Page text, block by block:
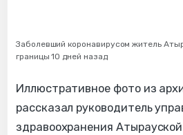
Заболевший коронавирусом житель
границы 10 дней назад
Иллюстративное фото из
рассказал руководитель
здравоохранения